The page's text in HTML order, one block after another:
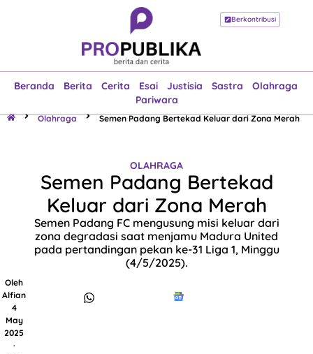
Berkontribusi
Beranda Berita Cerita Esai Justisia Sastra
Olahraga
Pariwara
Beranda
Esai
Justisia
Sastra
Olahraga
Pariwara
Olahraga Semen Padang Bertekad Keluar dari Zona Merah
OLAHRAGA
Semen Padang Bertekad
Keluar dari Zona Merah
Semen Padang FC mengusung misi keluar dari
zona degradasi saat menjamu Madura United
pada pertandingan pekan ke-31 Liga 1, Minggu
(4/5/2025).
Oleh
Alfian
4
May
2025
·